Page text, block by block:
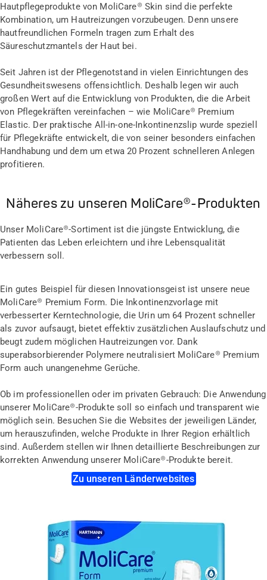
Hautpflegeprodukte von MoliCare® Skin sind die perfekte
Kombination, um Hautreizungen vorzubeugen. Denn unsere
hautfreundlichen Formeln tragen zum Erhalt des
Säureschutzmantels der Haut bei.
Seit Jahren ist der Pflegenotstand in vielen Einrichtungen des
Gesundheitswesens offensichtlich. Deshalb legen wir auch
großen Wert auf die Entwicklung von Produkten, die die Arbeit
von Pflegekräften vereinfachen – wie MoliCare® Premium
Elastic. Der praktische All-in-one-Inkontinenzslip wurde speziell
für Pflegekräfte entwickelt, die von seiner besonders einfachen
Handhabung und dem um etwa 20 Prozent schnelleren Anlegen
profitieren.
Näheres zu unseren MoliCare®-Produkten
Unser MoliCare®-Sortiment ist die jüngste Entwicklung, die
Patienten das Leben erleichtern und ihre Lebensqualität
verbessern soll.
Ein gutes Beispiel für diesen Innovationsgeist ist unsere neue
MoliCare® Premium Form. Die Inkontinenzvorlage mit
verbesserter Kerntechnologie, die Urin um 64 Prozent schneller
als zuvor aufsaugt, bietet effektiv zusätzlichen Auslaufschutz und
beugt zudem möglichen Hautreizungen vor. Dank
superabsorbierender Polymere neutralisiert MoliCare® Premium
Form auch unangenehme Gerüche.
Ob im professionellen oder im privaten Gebrauch: Die Anwendung
unserer MoliCare®-Produkte soll so einfach und transparent wie
möglich sein. Besuchen Sie die Websites der jeweiligen Länder,
um herauszufinden, welche Produkte in Ihrer Region erhältlich
sind. Außerdem stellen wir Ihnen detaillierte Beschreibungen zur
korrekten Anwendung unserer MoliCare®-Produkte bereit.
Zu unseren Länderwebsites